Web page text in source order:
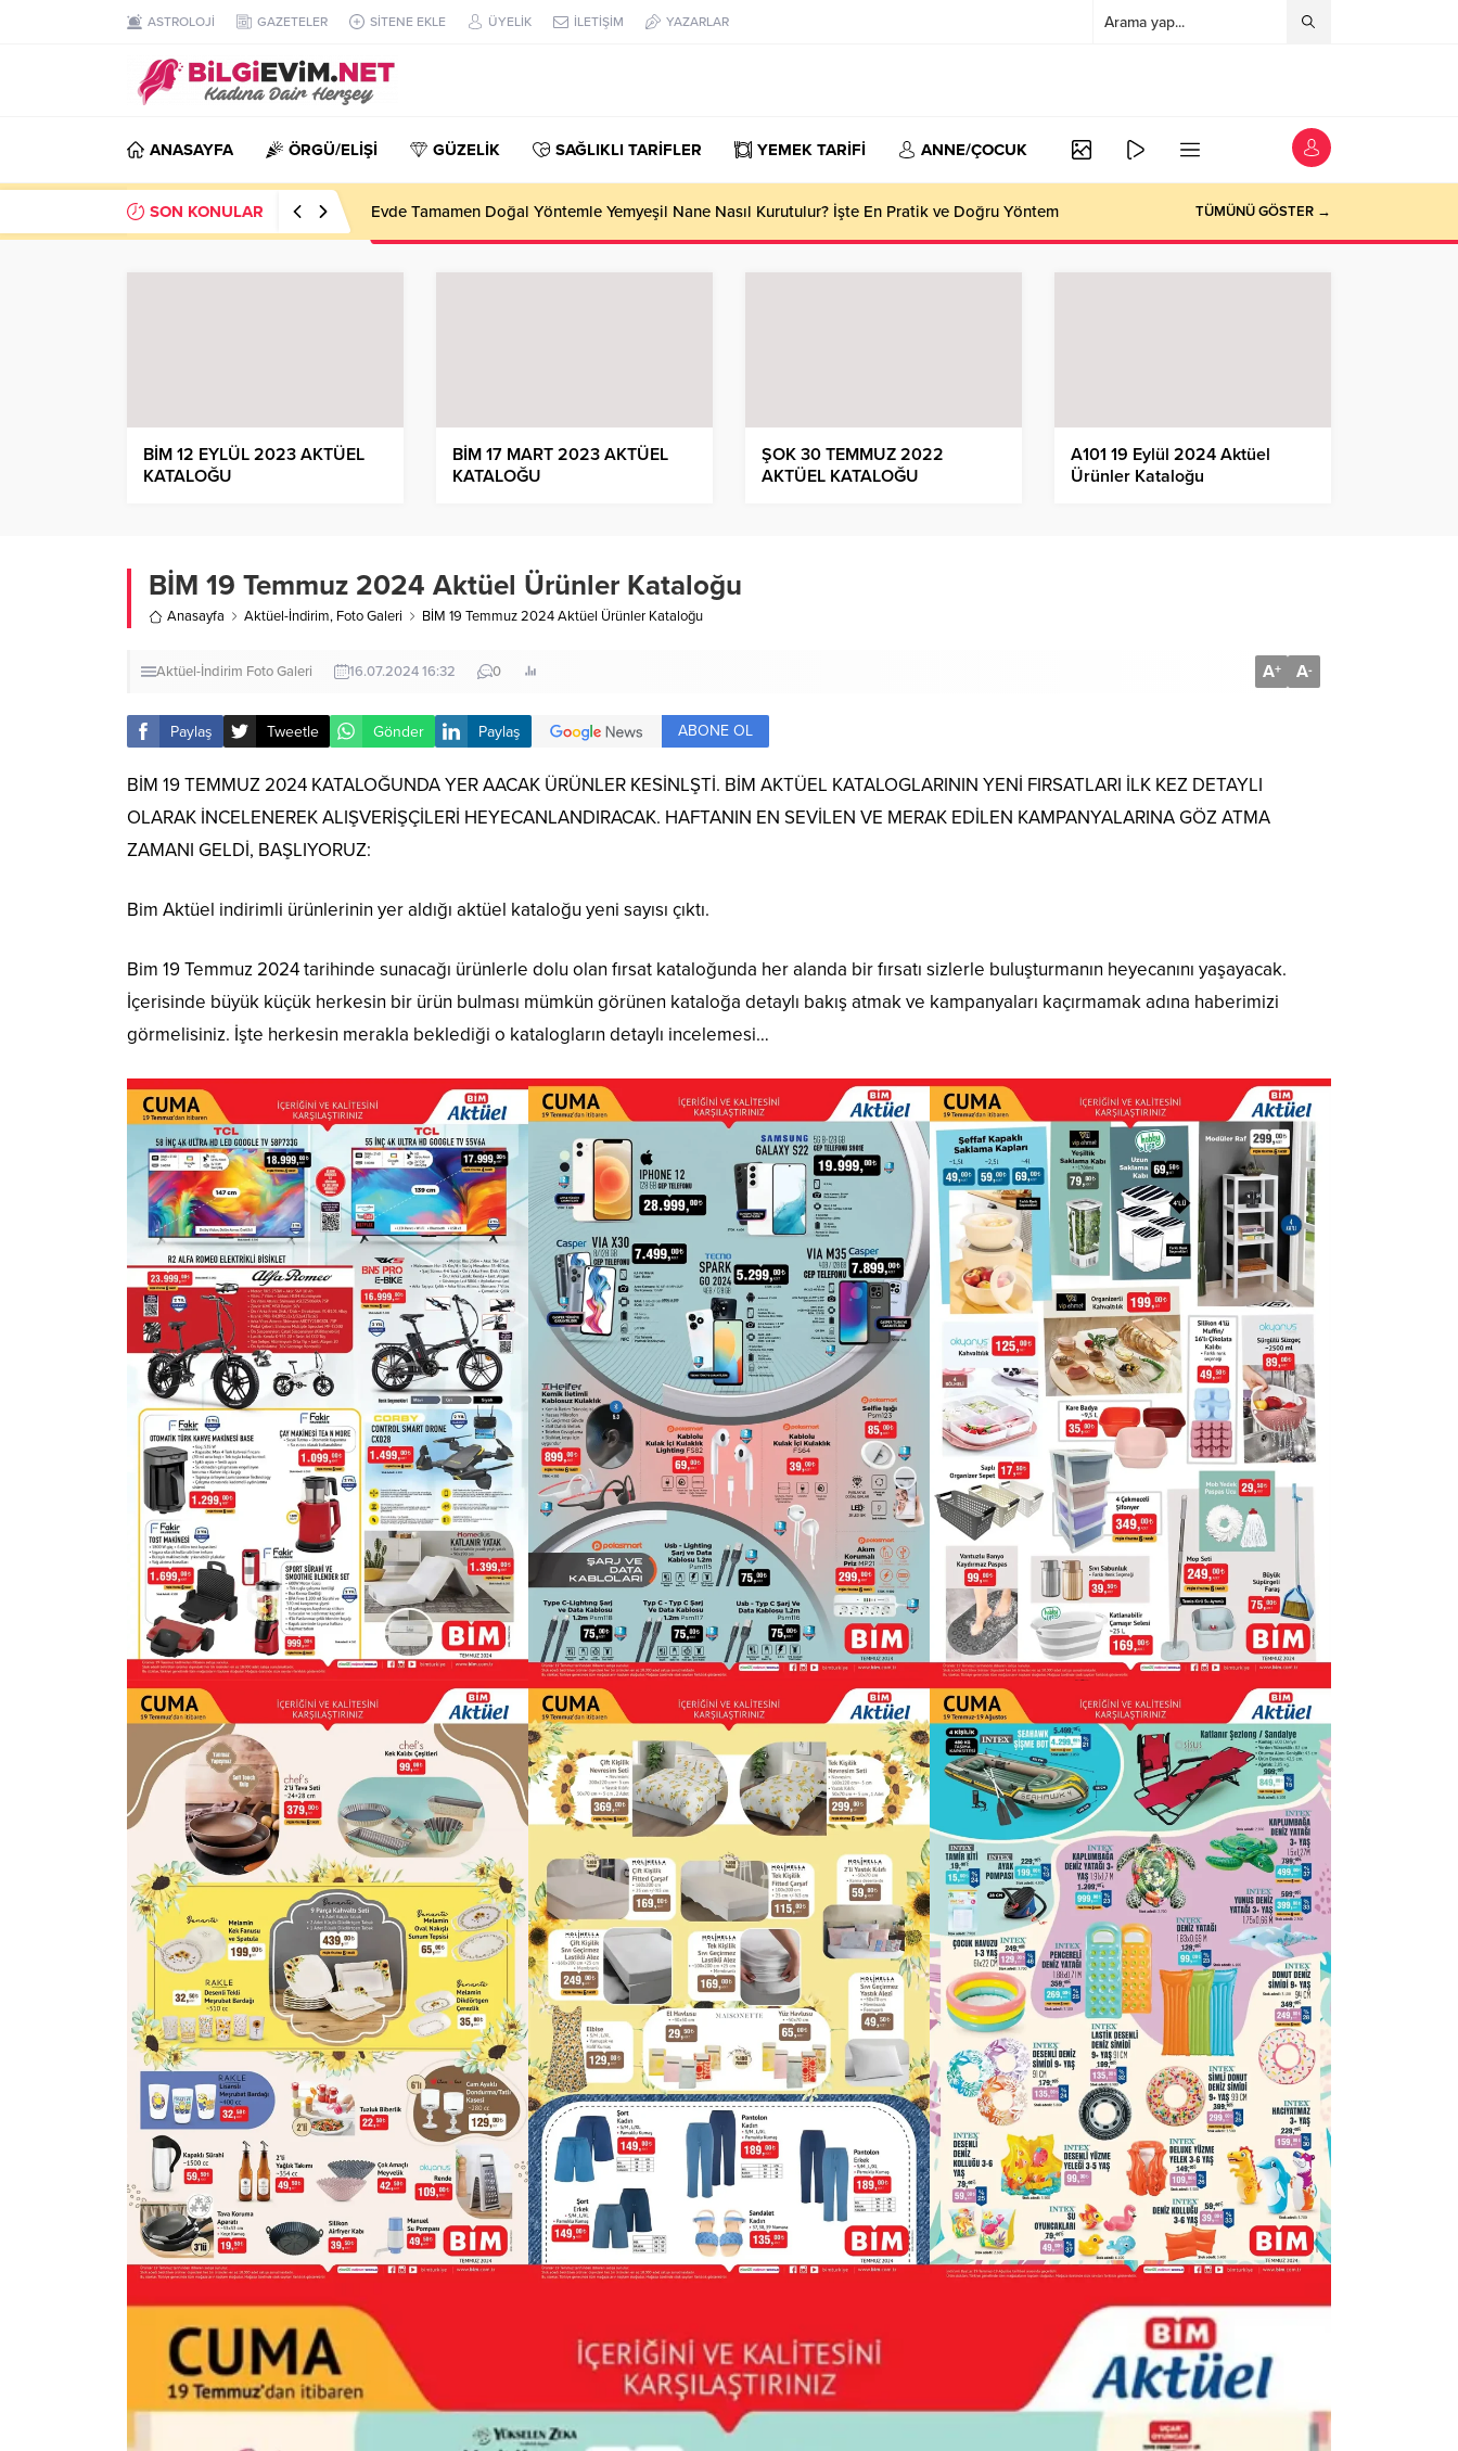
ASTROLOJİ GAZETELER SİTENE EKLE ÜYELİK İLETİŞİM YAZARLAR
ANASAYFA ÖRGÜ/ELİŞİ GÜZELİK SAĞLIKLI TARİFLER YEMEK TARİFİ ANNE/ÇOCUK
SON KONULAR Evde Tamamen Doğal Yöntemle Yemyeşil Nane Nasıl Kurutulur? İşte En Pratik ve Doğru Yöntem TÜMÜNÜ GÖSTER →
BİM 12 EYLÜL 2023 AKTÜEL
KATALOĞU
BİM 17 MART 2023 AKTÜEL
KATALOĞU
ŞOK 30 TEMMUZ 2022
AKTÜEL KATALOĞU
A101 19 Eylül 2024 Aktüel
Ürünler Kataloğu
BİM 19 Temmuz 2024 Aktüel Ürünler Kataloğu
Anasayfa Aktüel-İndirim, Foto Galeri BİM 19 Temmuz 2024 Aktüel Ürünler Kataloğu
Aktüel-İndirim Foto Galeri 16.07.2024 16:32 0 A+ A-
Paylaş Tweetle Gönder Paylaş ABONE OL
BİM 19 TEMMUZ 2024 KATALOĞUNDA YER AACAK ÜRÜNLER KESİNLŞTİ. BİM AKTÜEL KATALOGLARININ YENİ FIRSATLARI İLK KEZ DETAYLI
OLARAK İNCELENEREK ALIŞVERİŞÇİLERİ HEYECANLANDIRACAK. HAFTANIN EN SEVİLEN VE MERAK EDİLEN KAMPANYALARINA GÖZ ATMA
ZAMANI GELDİ, BAŞLIYORUZ:
Bim Aktüel indirimli ürünlerinin yer aldığı aktüel kataloğu yeni sayısı çıktı.
Bim 19 Temmuz 2024 tarihinde sunacağı ürünlerle dolu olan fırsat kataloğunda her alanda bir fırsatı sizlerle buluşturmanın heyecanını yaşayacak.
İçerisinde büyük küçük herkesin bir ürün bulması mümkün görünen kataloğa detaylı bakış atmak ve kampanyaları kaçırmamak adına haberimizi
görmelisiniz. İşte herkesin merakla beklediği o katalogların detaylı incelemesi…